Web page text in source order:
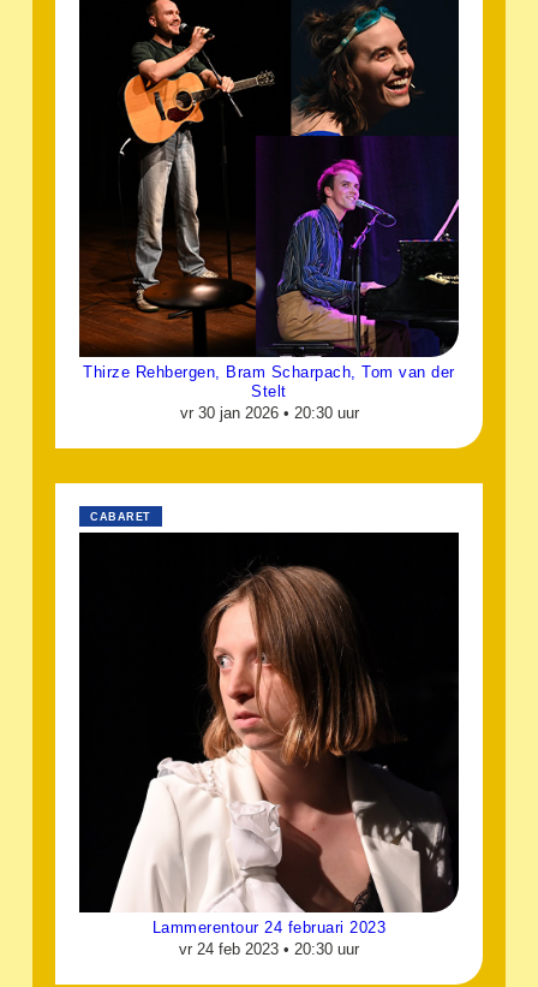
Thirze Rehbergen, Bram Scharpach, Tom van der
Stelt
vr 30 jan 2026 • 20:30 uur
CABARET
Lammerentour 24 februari 2023
vr 24 feb 2023 • 20:30 uur